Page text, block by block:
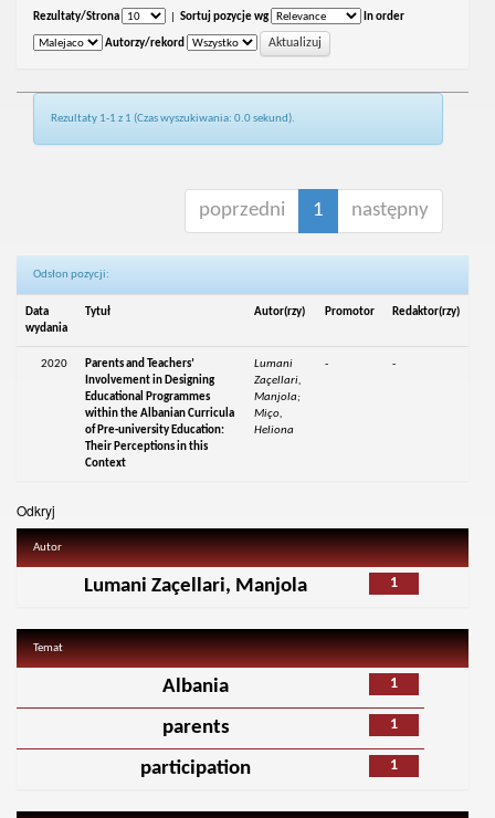
Rezultaty/Strona Sortuj pozycje wg In order
Autorzy/rekord
Rezultaty 1-1 z 1 (Czas wyszukiwania: 0.0 sekund).
poprzedni 1 następny
Odsłon pozycji:
Data
wydania
Tytuł Autor(rzy) Promotor Redaktor(rzy)
2020
Parents and Teachers’
Involvement in Designing
Educational Programmes
within the Albanian Curricula
of Pre-university Education:
Their Perceptions in this
Context
Lumani
Zaçellari,
Manjola;
Miço,
Heliona
- -
Odkryj
Autor
1
Lumani Zaçellari, Manjola
Temat
1
Albania
1
parents
1
participation